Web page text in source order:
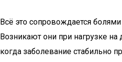
Всё это сопровождается
Возникают они при нагрузке на
когда заболевание стабильно